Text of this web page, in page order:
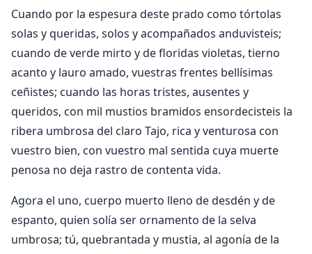
Cuando por la espesura deste prado como tórtolas
solas y queridas, solos y acompañados anduvisteis;
cuando de verde mirto y de floridas violetas, tierno
acanto y lauro amado, vuestras frentes bellísimas
ceñistes; cuando las horas tristes, ausentes y
queridos, con mil mustios bramidos ensordecisteis la
ribera umbrosa del claro Tajo, rica y venturosa con
vuestro bien, con vuestro mal sentida cuya muerte
penosa no deja rastro de contenta vida.
Agora el uno, cuerpo muerto lleno de desdén y de
espanto, quien solía ser ornamento de la selva
umbrosa; tú, quebrantada y mustia, al agonía de la